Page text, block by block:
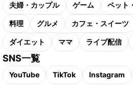
夫婦・カップル ゲーム ペット
料理 グルメ カフェ・スイーツ
ダイエット ママ ライブ配信
SNS一覧
YouTube TikTok Instagram